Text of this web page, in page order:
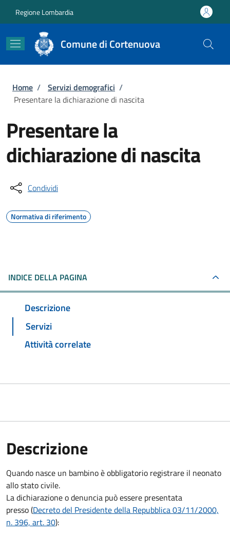
Regione Lombardia
Comune di Cortenuova
Briciole di pane
Home / Servizi demografici /
Presentare la dichiarazione di nascita
Presentare la
dichiarazione di nascita
Condividi
Normativa di riferimento
INDICE DELLA PAGINA
Descrizione
Servizi
Attività correlate
Descrizione
Quando nasce un bambino è obbligatorio registrare il neonato
allo stato civile.
La dichiarazione o denuncia può essere presentata
presso (Decreto del Presidente della Repubblica 03/11/2000,
n. 396, art. 30):